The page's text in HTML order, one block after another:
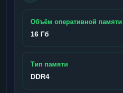
Объём оперативной памяти
16 Гб
Тип памяти
DDR4